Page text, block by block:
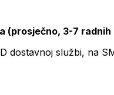
(prosječno, 3-7 radnih
dostavnoj službi, na